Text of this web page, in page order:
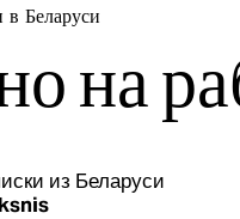
Беларуси
на
из Беларуси